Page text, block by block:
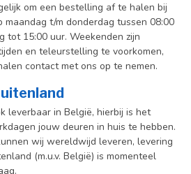
om een bestelling af te halen bij
maandag t/m donderdag tussen 08:00
tot 15:00 uur. Weekenden zijn
en teleurstelling te voorkomen,
contact met ons op te nemen.
leverbaar in België, hierbij is het
jouw deuren in huis te hebben.
wij wereldwijd leveren, levering
(m.u.v. België) is momenteel